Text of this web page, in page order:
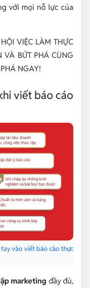
với mọi nỗ lực của
VIỆC LÀM THỰC
VÀ BỨT PHÁ CÙNG
NGAY!
viết báo cáo
vào viết báo cáo thực
marketing đầy đủ,